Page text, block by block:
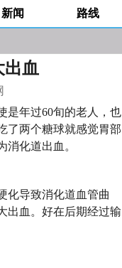
新闻 路线
血
是年过60旬的老人，也
了两个糖球就感觉胃部
化道出血。
化导致消化道血管曲
出血。好在后期经过输